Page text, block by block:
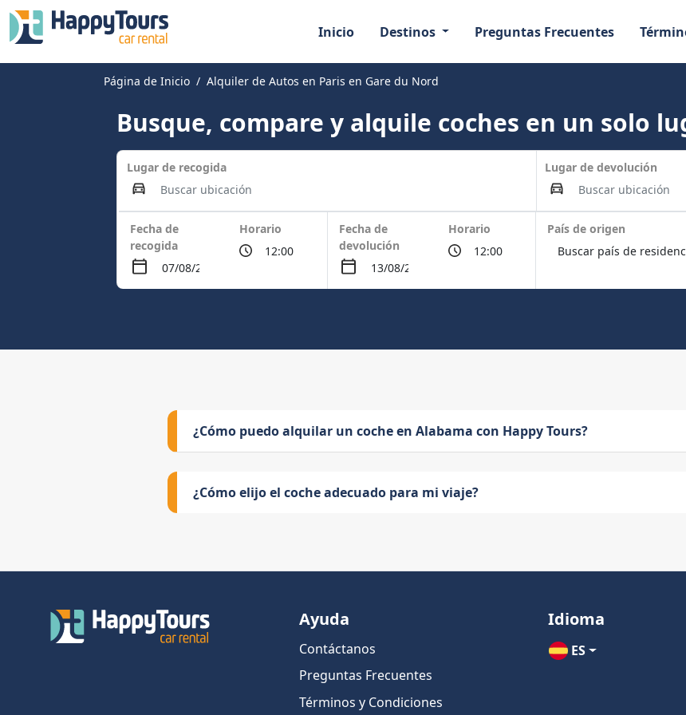
Inicio Destinos Preguntas Frecuentes
Página de Inicio Alquiler de Autos en Paris en Gare du Nord
Busque, compare y alquile coches en un solo
Lugar de recogida Lugar de devolución
Fecha de
recogida
Horario
Fecha de
devolución
Horario País de origen
¿Cómo puedo alquilar un coche en Alabama con Happy Tours?
¿Cómo elijo el coche adecuado para mi viaje?
Ayuda
Contáctanos
Preguntas Frecuentes
Términos y Condiciones
Idioma
ES